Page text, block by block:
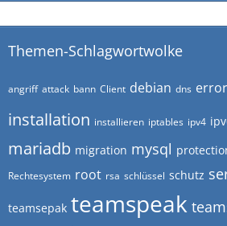
Themen-Schlagwortwolke
angriff attack bann Client debian dns error
installation installieren iptables ipv4
mariadb migration mysql
Rechtesystem root rsa schlüssel schutz
teamsepak teamspeak